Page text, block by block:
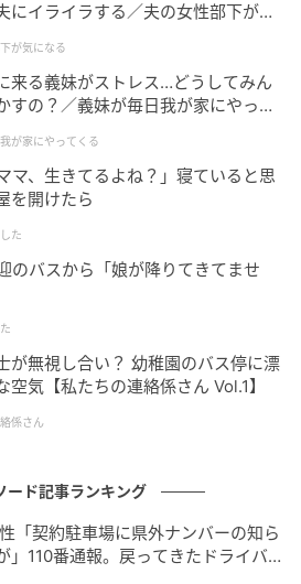
巻き込むのは申し訳なかった
みんな快く協力してくれるこ
妹や両親は迷惑行為を続けるだ
の提案に乗ることにしました。
ってもらう？
なら、社長になってみる？」
喜び。翌日、妹は意気揚々と
ら私が社長ね」と、満足げに社
は社長。まず簡単な打ち合わ
と声をかけました。しかし、社
ると妹は固まり、何も答えられ
い空気に耐えられなくなった妹
にイライラする／夫の女性部下が気
が気になる
来る義妹がストレス…どうしてみん
すの？／義妹が毎日我が家にやって
が家にやってくる
、生きてるよね？」寝ていると思
を開けたら
た
バスから「娘が降りてきてませ
が無視し合い？ 幼稚園のバス停に漂
空気【私たちの連絡係さん Vol.1】
係さん
ード記事ランキング
「契約駐車場に県外ナンバーの知ら
」110番通報。戻ってきたドライバー